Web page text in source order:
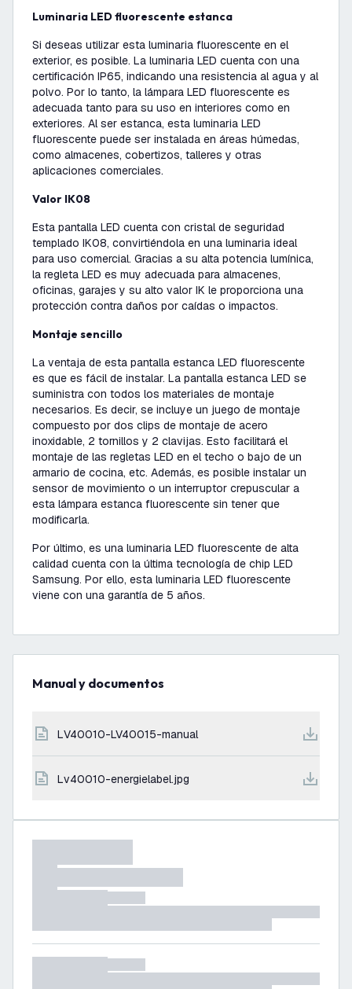
Luminaria LED fluorescente estanca
Si deseas utilizar esta luminaria fluorescente en el
exterior, es posible. La luminaria LED cuenta con una
certificación IP65, indicando una resistencia al agua y al
polvo. Por lo tanto, la lámpara LED fluorescente es
adecuada tanto para su uso en interiores como en
exteriores. Al ser estanca, esta luminaria LED
fluorescente puede ser instalada en áreas húmedas,
como almacenes, cobertizos, talleres y otras
aplicaciones comerciales.
Valor IK08
Esta pantalla LED cuenta con cristal de seguridad
templado IK08, convirtiéndola en una luminaria ideal
para uso comercial. Gracias a su alta potencia lumínica,
la regleta LED es muy adecuada para almacenes,
oficinas, garajes y su alto valor IK le proporciona una
protección contra daños por caídas o impactos.
Montaje sencillo
La ventaja de esta pantalla estanca LED fluorescente
es que es fácil de instalar. La pantalla estanca LED se
suministra con todos los materiales de montaje
necesarios. Es decir, se incluye un juego de montaje
compuesto por dos clips de montaje de acero
inoxidable, 2 tornillos y 2 clavijas. Esto facilitará el
montaje de las regletas LED en el techo o bajo de un
armario de cocina, etc. Además, es posible instalar un
sensor de movimiento o un interruptor crepuscular a
esta lámpara estanca fluorescente sin tener que
modificarla.
Por último, es una luminaria LED fluorescente de alta
calidad cuenta con la última tecnología de chip LED
Samsung. Por ello, esta luminaria LED fluorescente
viene con una garantía de 5 años.
Manual y documentos
LV40010-LV40015-manual
lv40010-energielabel.jpg